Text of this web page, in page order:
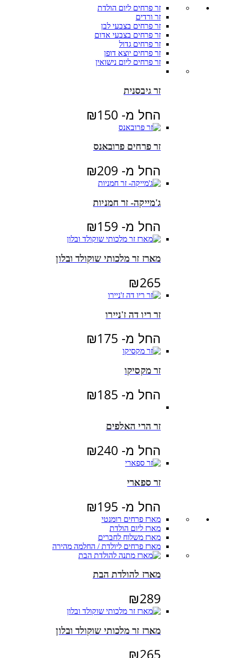
זר פרחים ליום הולדת
זר ורדים
זר פרחים בצבעי לבן
זר פרחים בצבעי אדום
זר פרחים גדול
זר פרחים יוצא דופן
זר פרחים ליום נישואין
זר גיבסנית
החל מ- ₪150
זר פרחים פרובאנס
החל מ- ₪209
ג'מייקה- זר חמניות
החל מ- ₪159
מארז זר מלכותי שוקולד ובלון
₪265
זר ריו דה ז'ניירו
החל מ- ₪175
זר מקסיקו
החל מ- ₪185
זר הרי האלפים
החל מ- ₪240
זר ספארי
החל מ- ₪195
מארז פרחים רומנטי
מארז ליום הולדת
מארז משלוח לחברים
מארז פרחים ליולדת / החלמה מהירה
מארז להולדת הבת
₪289
מארז זר מלכותי שוקולד ובלון
₪265